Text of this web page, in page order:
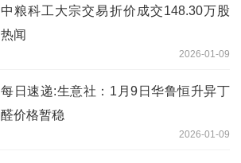
中粮科工大宗交易折价成交148.30万股
热闻
2026-01-09
每日速递:生意社：1月9日华鲁恒升异丁
醛价格暂稳
2026-01-09